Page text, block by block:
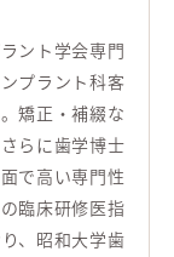
ント学会専門
プラント科客
矯正・補綴な
らに歯学博士
で高い専門性
臨床研修医指
、昭和大学歯